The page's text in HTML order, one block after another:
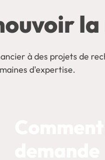
à des projets de
d'expertise.